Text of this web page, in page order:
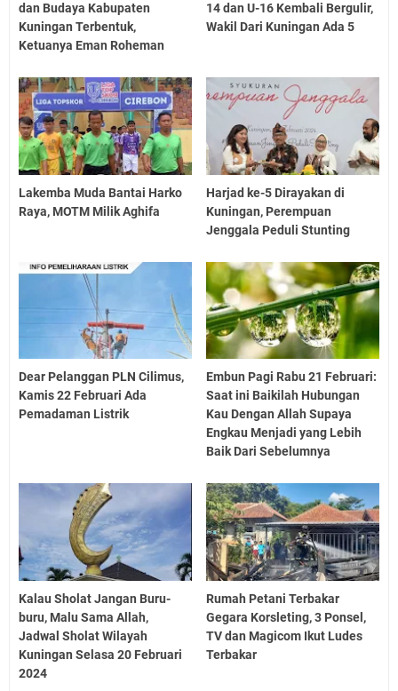
dan Budaya Kabupaten
Kuningan Terbentuk,
Ketuanya Eman Roheman
14 dan U-16 Kembali Bergulir,
Wakil Dari Kuningan Ada 5
Lakemba Muda Bantai Harko
Raya, MOTM Milik Aghifa
Harjad ke-5 Dirayakan di
Kuningan, Perempuan
Jenggala Peduli Stunting
Dear Pelanggan PLN Cilimus,
Kamis 22 Februari Ada
Pemadaman Listrik
Embun Pagi Rabu 21 Februari:
Saat ini Baikilah Hubungan
Kau Dengan Allah Supaya
Engkau Menjadi yang Lebih
Baik Dari Sebelumnya
Kalau Sholat Jangan Buru-
buru, Malu Sama Allah,
Jadwal Sholat Wilayah
Kuningan Selasa 20 Februari
2024
Rumah Petani Terbakar
Gegara Korsleting, 3 Ponsel,
TV dan Magicom Ikut Ludes
Terbakar